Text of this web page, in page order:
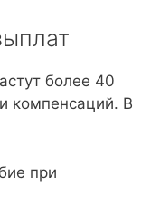
более 40
компенсаций. В
при